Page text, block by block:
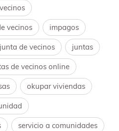
vecinos impagos
junta de vecinos juntas
de vecinos online
okupar viviendas
servicio a comunidades